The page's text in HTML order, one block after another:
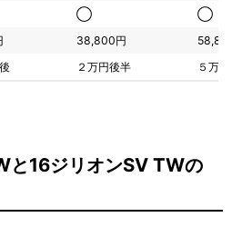
◯
◯
38,800円
２万円後半 ５万
と16ジリオンSV TWの